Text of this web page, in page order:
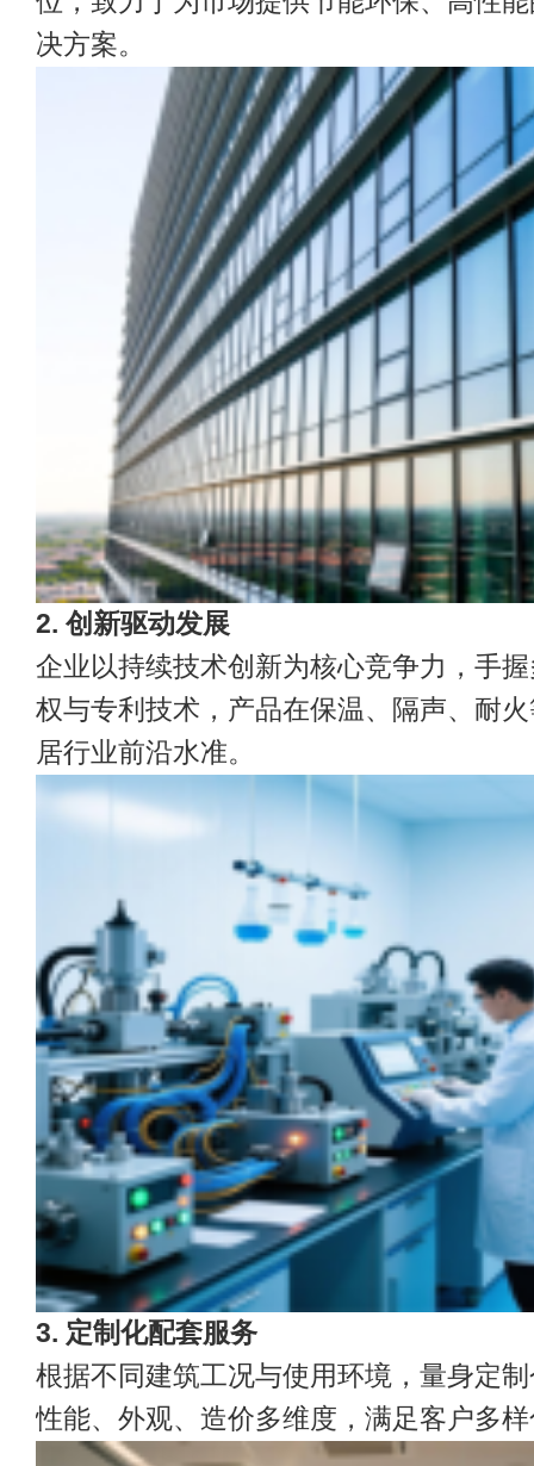
决方案。
2. 创新驱动发展
企业以持续技术创新为核心竞争力，手
权与专利技术，产品在保温、隔声、耐
居行业前沿水准。
3. 定制化配套服务
根据不同建筑工况与使用环境，量身定
性能、外观、造价多维度，满足客户多